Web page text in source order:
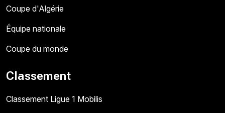
Coupe d'Algérie
Équipe nationale
Coupe du monde
Classement
Classement Ligue 1 Mobilis